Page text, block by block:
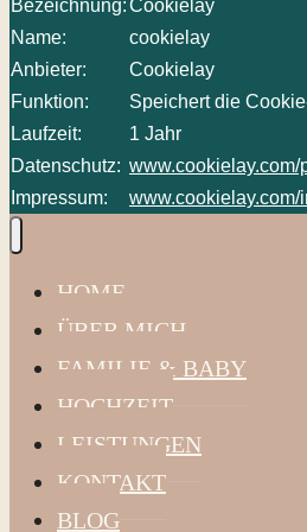
Bezeichnung:Cookielay
Name:
cookielay
Anbieter:
Cookielay
Funktion:
Speichert die
Laufzeit:
1 Jahr
Datenschutz: www.cookielay.com/
Impressum:
www.cookielay.com/
HOME
ÜBER MICH
FAMILIE & BABY
HOCHZEIT
LEISTUNGEN
KONTAKT
BLOG